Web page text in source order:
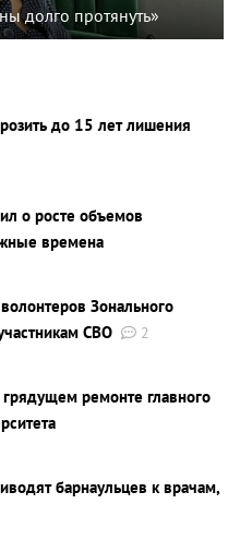
долго протянуть»
до 15 лет лишения
о росте объемов
времена
Зонального
СВО
2
ремонте главного
барнаульцев к врачам,